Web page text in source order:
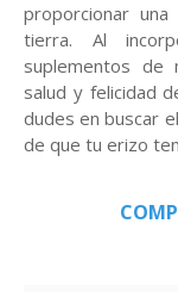
proporcionar
tierra. Al
suplementos de
salud y felicidad
dudes en buscar
de que tu erizo